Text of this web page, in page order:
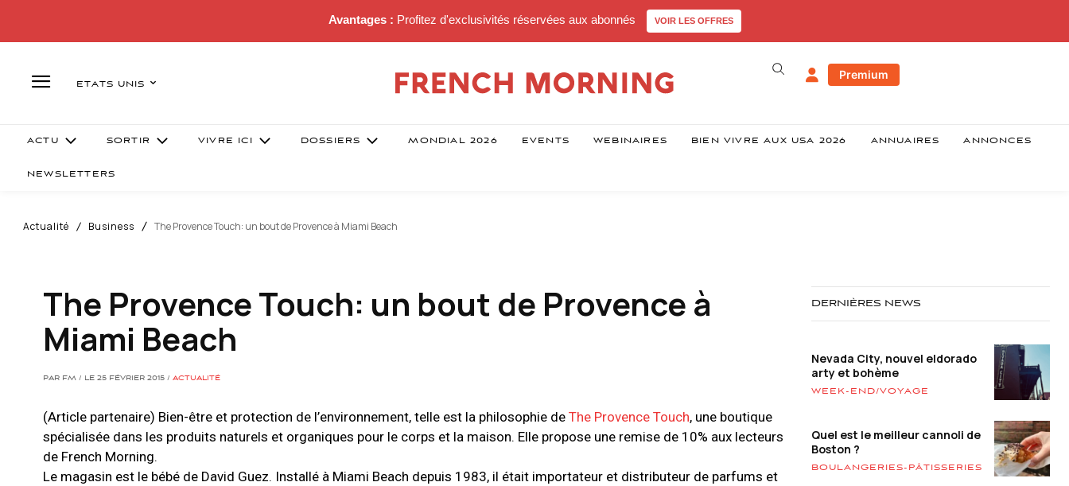
Avantages : Profitez d'exclusivités réservées aux abonnés VOIR LES OFFRES
ETATS UNIS
Premium
ACTU SORTIR VIVRE ICI DOSSIERS MONDIAL 2026 EVENTS WEBINAIRES BIEN VIVRE AUX USA 2026 ANNUAIRES ANNONCES
NEWSLETTERS
Actualité Business The Provence Touch: un bout de Provence à Miami Beach
The Provence Touch: un bout de Provence à
Miami Beach
PAR FM / LE 25 FÉVRIER 2015 / ACTUALITÉ
(Article partenaire) Bien-être et protection de l’environnement, telle est la philosophie de The Provence Touch, une boutique
spécialisée dans les produits naturels et organiques pour le corps et la maison. Elle propose une remise de 10% aux lecteurs
de French Morning.
Le magasin est le bébé de David Guez. Installé à Miami Beach depuis 1983, il était importateur et distributeur de parfums et
DERNIÈRES NEWS
Nevada City, nouvel eldorado
arty et bohème
WEEK-END/VOYAGE
Quel est le meilleur cannoli de
Boston ?
BOULANGERIES-PÂTISSERIES